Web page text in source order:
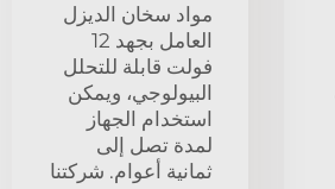
مواد سخان الديزل
العامل بجهد 12
فولت قابلة للتحلل
البيولوجي، ويمكن
استخدام الجهاز
لمدة تصل إلى
ثمانية أعوام. شركتنا